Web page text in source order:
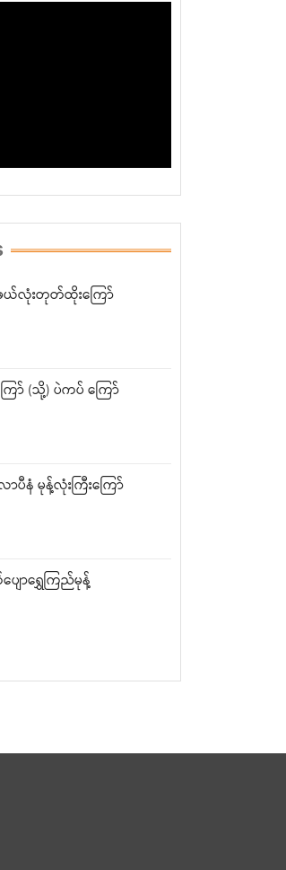
ဖယ်လုံးတုတ်ထိုးကြော်
ော် (သို့) ပဲကပ် ကြော်
ာပီနံ မုန့်လုံးကြီးကြော်
ျောရွှေကြည်မုန့်